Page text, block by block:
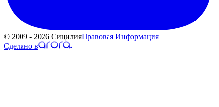
© 2009 - 2026 СицилияПравовая Информация
Сделано в